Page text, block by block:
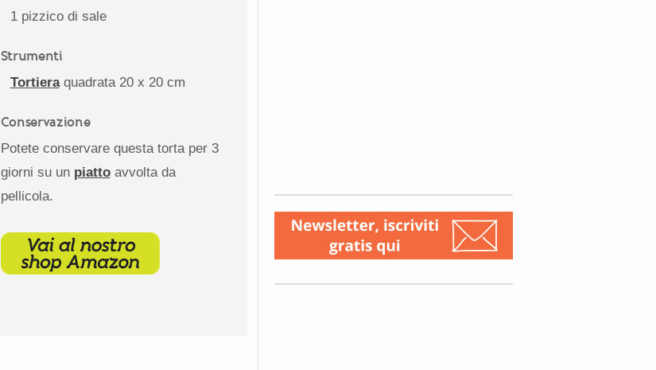
1pizzico di sale
Strumenti
Tortieraquadrata 20x 20 cm
Conservazione
Potete conservare questa torta per 3
giorni su un piattoavvolta da
pellicola.